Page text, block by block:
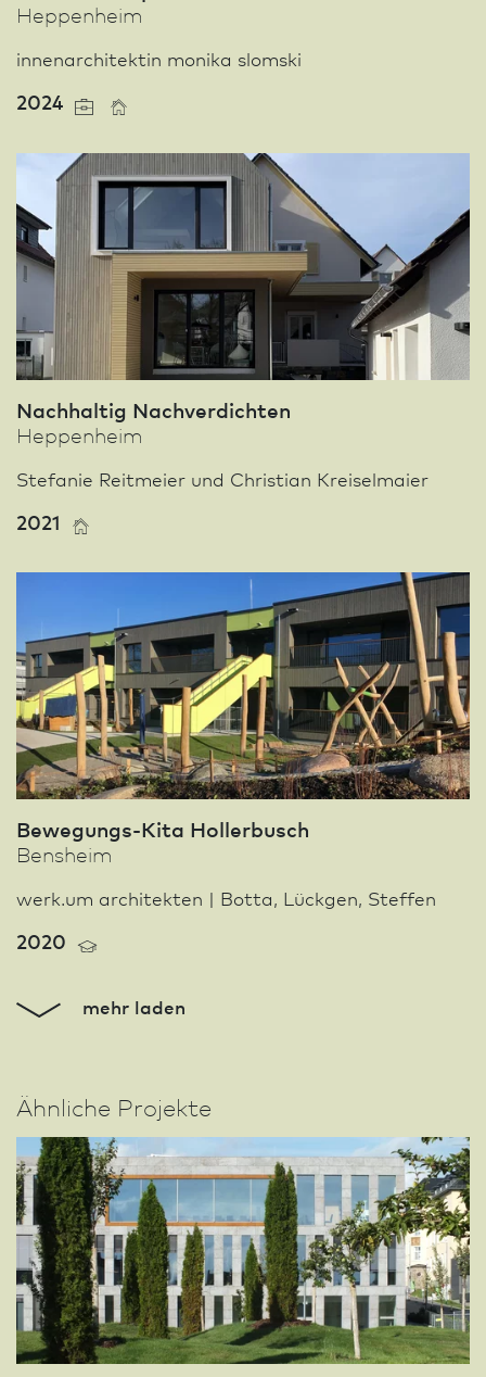
Heppenheim
innenarchitektin monika slomski
2024
Nachhaltig Nachverdichten
Heppenheim
Stefanie Reitmeier und Christian Kreiselmaier
2021
Bewegungs-Kita Hollerbusch
Bensheim
werk.um architekten | Botta, Lückgen, Steffen
2020
mehr laden
Ähnliche Projekte